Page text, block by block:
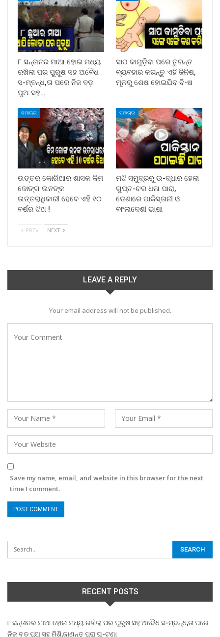
୮ ସନ୍ତାନର ମାଆ ହୋଇ ମଧ୍ୟ
ରଖିଲା ପର ପୁରୁଷ ସହ ଅବୈଧ
ସ-ମ୍ବନ୍ଧ,ତା ପରେ ନିଜ ବଡ଼
ପୁଅ ସହ…
ସାପ କାମୁଡ଼ିବା ପରେ ତୁରନ୍ତ
ବ୍ୟବହାର କରନ୍ତୁ ଏହି ଜିନିଷ,
ମୂଳରୁ ଶେଷ ହୋଇଯିବ ବି-ଷ
ସମାଚାର
ଉତ୍ତର କୋରିଆର ଶାସକ କିମ
ଜୋଙ୍ଗ ଉନଙ୍କ
ଉତ୍ତରାଧିକାରୀ ହେବେ ଏହି ୧୦
ବର୍ଷର ଝିଅ !
ସମାଚାର
ମଝି ସମୁଦ୍ରରୁ ଉ-ଦ୍ଧାର ହେଲା
ଗୁପ୍ତ-ଚର ଧଳା ପାରା,
ଡେଣାରେ ପାକିସ୍ତାନୀ ଓ
ବାଂଲାଦେଶୀ ଭାଷା
PREV NEXT
LEAVE A REPLY
Your email address will not be published.
Save my name, email, and website in this browser for the next
time I comment.
RECENT POSTS
୮ ସନ୍ତାନର ମାଆ ହୋଇ ମଧ୍ୟ ରଖିଲା ପର ପୁରୁଷ ସହ ଅବୈଧ ସ-ମ୍ବନ୍ଧ,ତା ପରେ
ନିଜ ବଡ଼ ପୁଅ ସହ ମିଶି,ଜାଣନ୍ତୁ ପୁରା ଘ-ଟଣା